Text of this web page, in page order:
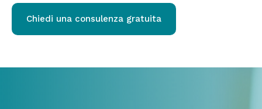
Chiedi una consulenza gratuita